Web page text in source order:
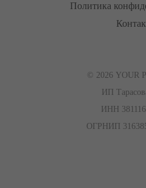
Политика
© 2026 YOUR
ИП
ИНН
ОГРНИП